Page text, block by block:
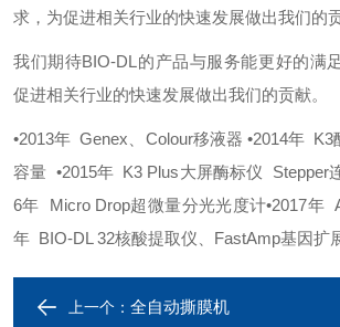
求，为促进相关行业的快速发展做出我们的贡
我们期待BIO-DL的产品与服务能更好的满
促进相关行业的快速发展做出我们的贡献。
•2013年 Genex、Colour移液器 •2014年
容量 •2015年 K3 Plus大屏酶标仪
6年 Micro Drop超微量分光光度计•2017年
年 BIO-DL 32核酸提取仪、FastAmp基因扩
上一个： 全自动撕膜机